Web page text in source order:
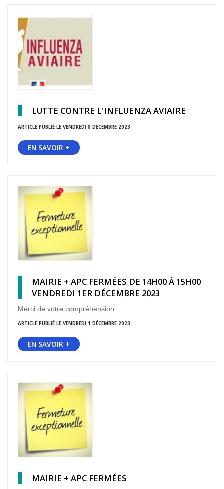
LUTTE CONTRE L'INFLUENZA AVIAIRE
ARTICLE PUBLIÉ LE VENDREDI 8 DÉCEMBRE 2023
EN SAVOIR +
MAIRIE + APC FERMÉES DE 14H00 À 15H00
VENDREDI 1ER DÉCEMBRE 2023
Merci de votre compréhension
ARTICLE PUBLIÉ LE VENDREDI 1 DÉCEMBRE 2023
EN SAVOIR +
MAIRIE + APC FERMÉES